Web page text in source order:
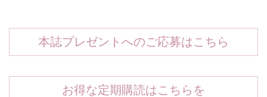
本誌プレゼントへのご応募はこちら
お得な定期購読はこちらを